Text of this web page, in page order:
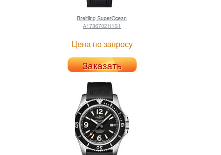
Breitling SuperOcean
A17367021I1S1
Цена по запросу
Заказать